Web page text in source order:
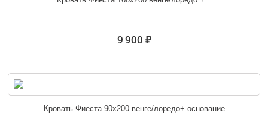
9 900 ₽
Кровать Фиеста 90х200 венге/лоредо+ основание